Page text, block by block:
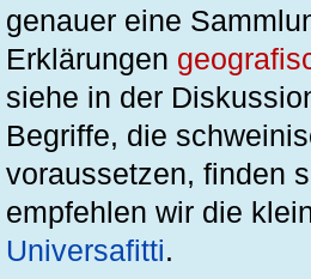
genauer eine
Erklärungen
siehe in der
Begriffe, die
voraussetzen, finden
empfehlen wir die
Universafitti.